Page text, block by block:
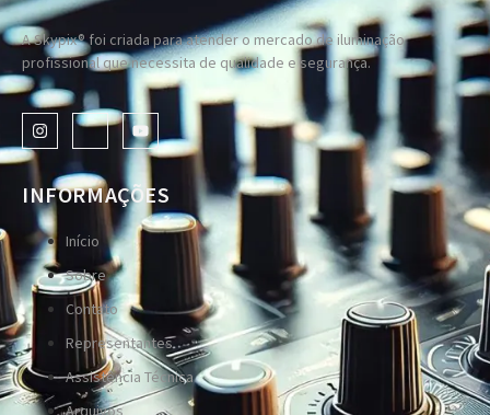
A Skypix® foi criada para atender o mercado de iluminação
profissional que necessita de qualidade e segurança.
INFORMAÇÕES
Início
Sobre
Contato
Representantes
Assistência Técnica
Arquivos